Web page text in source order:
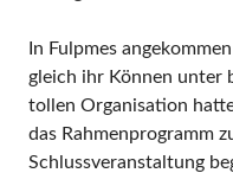
In Fulpmes
gleich ihr Können unter
tollen Organisation
das Rahmenprogramm
Schlussveranstaltung